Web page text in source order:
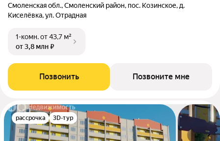
Смоленская обл., Смоленский район, пос. Козинское, д.
Киселёвка, ул. Отрадная
1-комн.от 43,7 м²
от 3,8 млн ₽
Позвонить Позвоните мне
рассрочка 3D-тур